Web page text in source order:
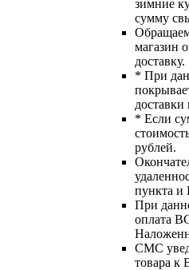
зимние
сумму
магазин
доставку.
* При
* Если
рублей.
пункта
При
оплата
СМС
товара к